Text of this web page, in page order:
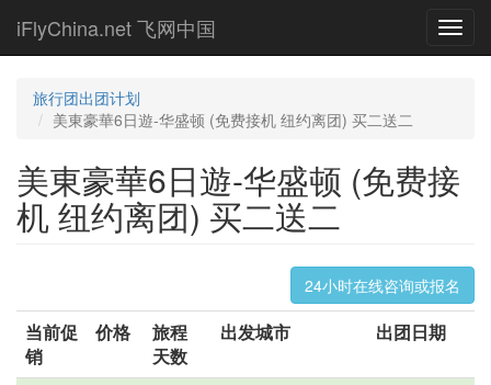
main
iFlyChina.net 飞网中国
旅行团出团计划
美東豪華6日遊-华盛顿 (免费接机 纽约离团) 买二送二
美東豪華6日遊-华盛顿 (免费接
机 纽约离团) 买二送二
24小时在线咨询或报名
当前促
销
价格
旅程
天数
出发城市 出团日期